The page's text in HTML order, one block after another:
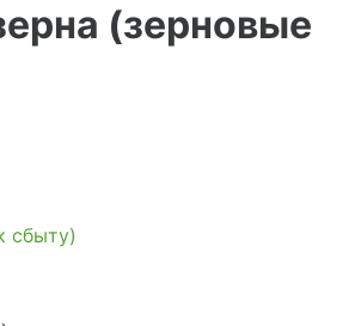
(зерновые
сбыту)